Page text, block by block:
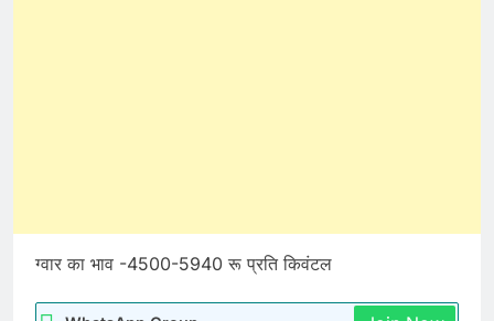
ग्वार का भाव -4500-5940 रू प्रति किवंटल